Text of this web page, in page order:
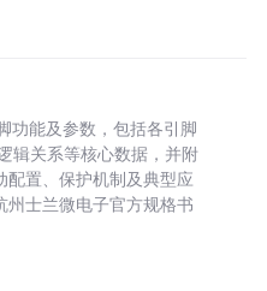
功能及参数，包括各引脚
辑关系等核心数据，并附
配置、保护机制及典型应
州士兰微电子官方规格书